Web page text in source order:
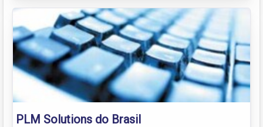
PLM Solutions do Brasil